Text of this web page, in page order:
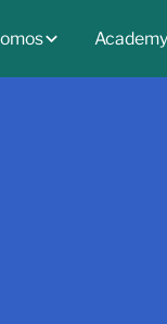
Academy